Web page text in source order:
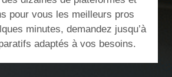
pour vous les meilleurs pros
minutes, demandez jusqu’à
adaptés à vos besoins.